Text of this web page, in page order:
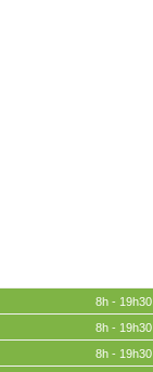
8h - 19h30
8h - 19h30
8h - 19h30